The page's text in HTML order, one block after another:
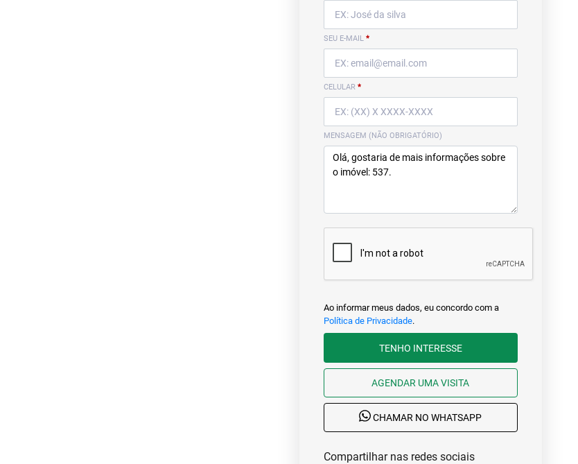
SEU E-MAIL *
CELULAR *
MENSAGEM (NÃO OBRIGATÓRIO)
Ao informar meus dados, eu concordo com a
Política de Privacidade.
TENHO INTERESSE
AGENDAR UMA VISITA
CHAMAR NO WHATSAPP
Compartilhar nas redes sociais